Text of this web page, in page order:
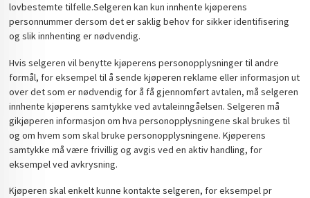
lovbestemte tilfelle.Selgeren kan kun innhente kjøperens
personnummer dersom det er saklig behov for sikker identifisering
og slik innhenting er nødvendig.
Hvis selgeren vil benytte kjøperens personopplysninger til andre
formål, for eksempel til å sende kjøperen reklame eller informasjon ut
over det som er nødvendig for å få gjennomført avtalen, må selgeren
innhente kjøperens samtykke ved avtaleinngåelsen. Selgeren må
gikjøperen informasjon om hva personopplysningene skal brukes til
og om hvem som skal bruke personopplysningene. Kjøperens
samtykke må være frivillig og avgis ved en aktiv handling, for
eksempel ved avkrysning.
Kjøperen skal enkelt kunne kontakte selgeren, for eksempel pr